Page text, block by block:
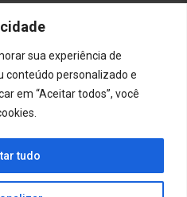
sua experiência de
conteúdo personalizado e
em “Aceitar todos”, você
tudo
empresas e serviços
melhores dicas e
sua casa e jardim em